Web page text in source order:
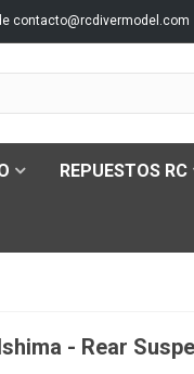
contacto@rcdivermodel.com
REPUESTOS RC
- Rear